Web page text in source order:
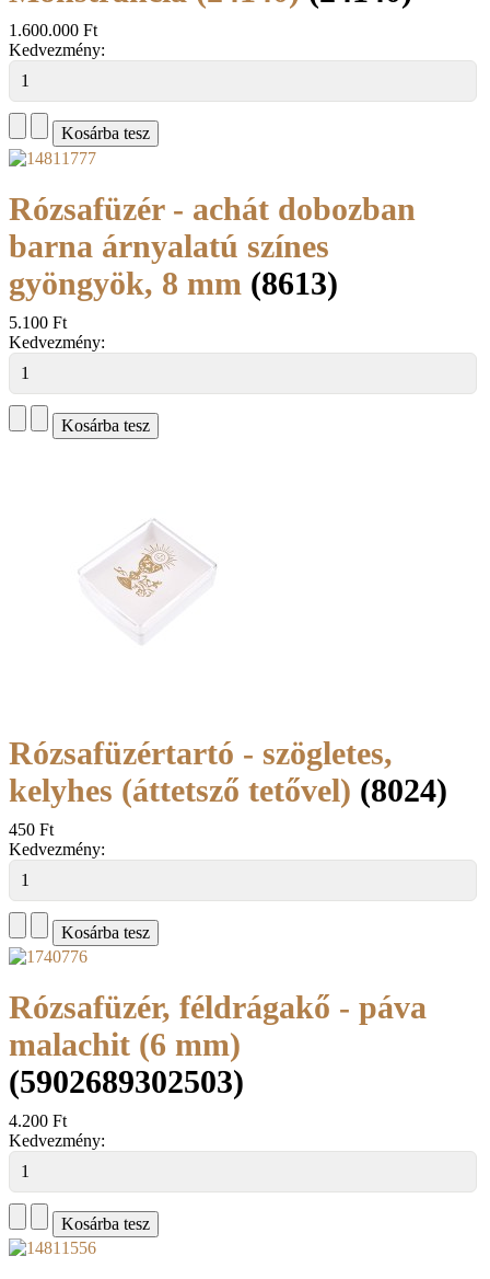
1.600.000 Ft
Kedvezmény:
Rózsafüzér - achát dobozban
barna árnyalatú színes
gyöngyök, 8 mm (8613)
5.100 Ft
Kedvezmény:
Rózsafüzértartó - szögletes,
kelyhes (áttetsző tetővel) (8024)
450 Ft
Kedvezmény:
Rózsafüzér, féldrágakő - páva
malachit (6 mm)
(5902689302503)
4.200 Ft
Kedvezmény: